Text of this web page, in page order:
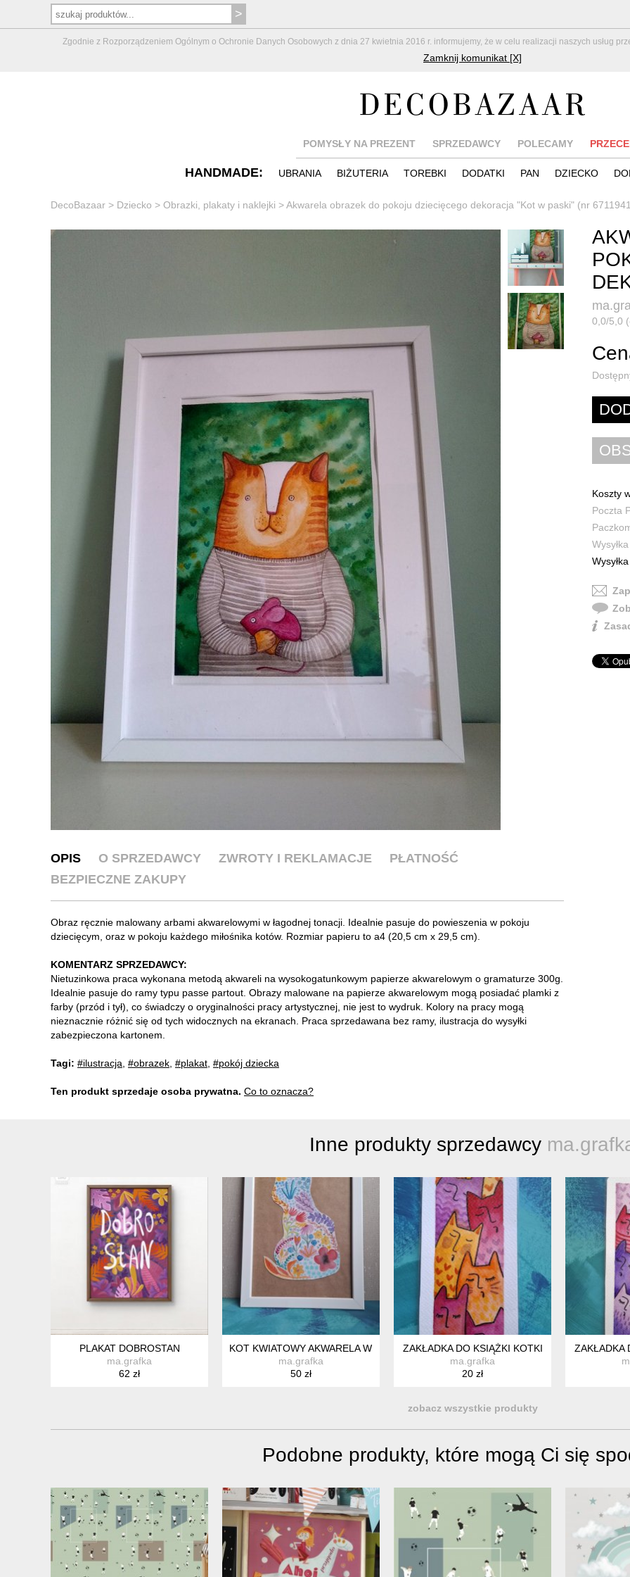
Zgodnie z Rozporządzeniem Ogólnym o Ochronie Danych Osobowych z dnia 27 kwietnia 2016 r. informujemy, że w celu realizacji naszych usług
Zamknij komunikat [X]
POMYSŁY NA PREZENT SPRZEDAWCY POLECAMY
HANDMADE: UBRANIA BIŻUTERIA TOREBKI DODATKI PAN DZIECKO
DecoBazaar > Dziecko > Obrazki, plakaty i naklejki >Akwarela obrazek do pokoju dziecięcego dekoracja "Kot w paski" (nr
0,0/5,0
Koszty
Poczta
OPIS O SPRZEDAWCY ZWROTY I REKLAMACJE
PŁATNOŚĆ
BEZPIECZNE ZAKUPY
Obraz ręcznie malowany arbami akwarelowymi w łagodnej tonacji. Idealnie pasuje do powieszenia w pokoju
dziecięcym, oraz w pokoju każdego miłośnika kotów. Rozmiar papieru to a4 (20,5 cm x 29,5 cm).
KOMENTARZ SPRZEDAWCY:
Nietuzinkowa praca wykonana metodą akwareli na wysokogatunkowym papierze akwarelowym o gramaturze 300g.
Idealnie pasuje do ramy typu passe partout. Obrazy malowane na papierze akwarelowym mogą posiadać plamki z
farby (przód i tył), co świadczy o oryginalności pracy artystycznej, nie jest to wydruk. Kolory na pracy mogą
nieznacznie różnić się od tych widocznych na ekranach. Praca sprzedawana bez ramy, ilustracja do wysyłki
zabezpieczona kartonem.
Tagi: #ilustracja #obrazek #plakat #pokój dziecka
Ten produkt sprzedaje osoba prywatna. Co to oznacza?
Inne produkty sprzedawcy
PLAKAT DOBROSTAN
ma.grafka
62 zł
KOT KWIATOWY AKWARELA W RAMCE
ma.grafka
50 zł
ZAKŁADKA DO KSIĄŻKI KOTKI
ma.grafka
20 zł
ZAKŁADKA
zobacz wszystkie produkty
Podobne produkty, które mogą Ci się